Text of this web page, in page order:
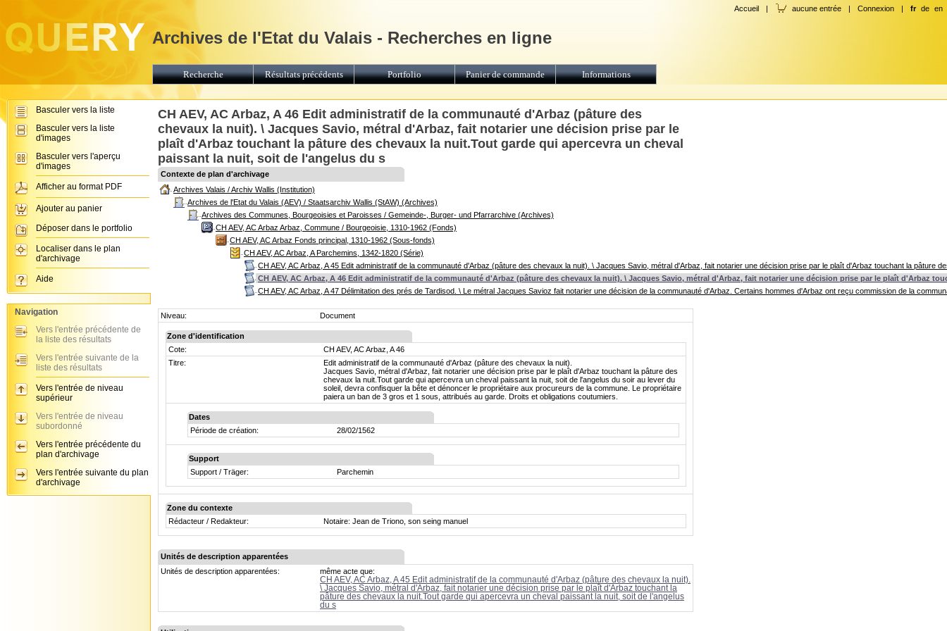
CH AEV, AC Arbaz, A 46 Edit administratif de la communauté d'Arbaz (pâture des
chevaux la nuit). \ Jacques Savio, métral d'Arbaz, fait notarier une décision prise par le
plaît d'Arbaz touchant la pâture des chevaux la nuit.Tout garde qui apercevra un cheval
paissant la nuit, soit de l'angelus du s
Contexte de plan d'archivage
Archives Valais / Archiv Wallis (Institution)
Archives de l'Etat du Valais (AEV) / Staatsarchiv Wallis (StAW) (Archives)
Archives des Communes, Bourgeoisies et Paroisses / Gemeinde-, Burger- und Pfarrarchive (Archives)
CH AEV, AC Arbaz Arbaz, Commune / Bourgeoisie, 1310-1962 (Fonds)
CH AEV, AC Arbaz Fonds principal, 1310-1962 (Sous-fonds)
CH AEV, AC Arbaz, A Parchemins, 1342-1820 (Série)
CH AEV, AC Arbaz, A 45 Edit administratif de la communauté d'Arbaz (pâture des chevaux la nuit). \ Jacques Savio, métral d'Arbaz, fait notarier une décision prise par le plaît d'Arbaz touchant la pâture
CH AEV, AC Arbaz, A 46 Edit administratif de la communauté d'Arbaz (pâture des chevaux la nuit). \ Jacques Savio, métral d'Arbaz, fait notarier une décision prise par le plaît d'Arbaz
CH AEV, AC Arbaz, A 47 Délimitation des prés de Tardisod. \ Le métral Jacques Savioz fait notarier une décision de la communauté d'Arbaz. Certains hommes d'Arbaz ont reçu commission de la
Niveau: Document
Zone d'identification
Cote:
CH AEV, AC Arbaz, A 46
Titre:
Edit administratif de la communauté d'Arbaz (pâture des chevaux la nuit).
Jacques Savio, métral d'Arbaz, fait notarier une décision prise par le plaît d'Arbaz touchant la pâture des
chevaux la nuit.Tout garde qui apercevra un cheval paissant la nuit, soit de l'angelus du soir au lever du
soleil, devra confisquer la bête et dénoncer le propriétaire aux procureurs de la commune. Le propriétaire
paiera un ban de 3 gros et 1 sous, attribués au garde. Droits et obligations coutumiers.
Dates
Période de création:
28/02/1562
Support
Support / Träger:
Parchemin
Zone du contexte
Rédacteur / Redakteur:
Notaire: Jean de Triono, son seing manuel
Unités de description apparentées
Unités de description apparentées:
même acte que:
CH AEV, AC Arbaz, A 45 Edit administratif de la communauté d'Arbaz (pâture des chevaux la nuit).
\ Jacques Savio, métral d'Arbaz, fait notarier une décision prise par le plaît d'Arbaz touchant la
pâture des chevaux la nuit.Tout garde qui apercevra un cheval paissant la nuit, soit de l'angelus
du s
Accueil | aucune entrée | Connexion | fr de en
Archives de l'Etat du Valais - Recherches en ligne
Recherche Résultats précédents Portfolio Panier de commande Informations
Basculer vers la liste
Basculer vers la liste
d'images
Basculer vers l'aperçu
d'images
Afficher au format PDF
Ajouter au panier
Déposer dans le portfolio
Localiser dans le plan
d'archivage
Aide
Navigation
Vers l'entrée précédente de
la liste des résultats
Vers l'entrée suivante de la
liste des résultats
Vers l'entrée de niveau
supérieur
Vers l'entrée de niveau
subordonné
Vers l'entrée précédente du
plan d'archivage
Vers l'entrée suivante du plan
d'archivage